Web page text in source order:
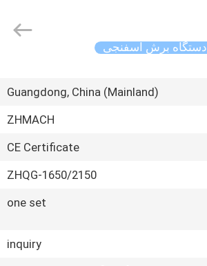
دستگاه برش اسفنجی
Guangdong, China (Mainland)
ZHMACH
CE Certificate
ZHQG-1650/2150
one set
inquiry